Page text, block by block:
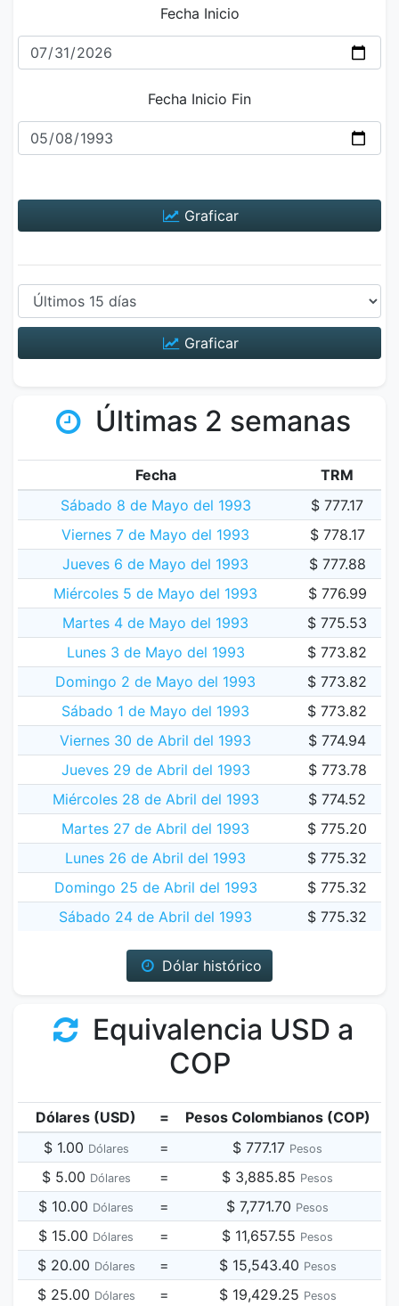
Fecha Inicio
Fecha Inicio Fin
Graficar
Graficar
Últimas 2 semanas
Fecha
TRM
Sábado 8 de Mayo del 1993
$ 777.17
Viernes 7 de Mayo del 1993
$ 778.17
Jueves 6 de Mayo del 1993
$ 777.88
Miércoles 5 de Mayo del 1993
$ 776.99
Martes 4 de Mayo del 1993
$ 775.53
Lunes 3 de Mayo del 1993
$ 773.82
Domingo 2 de Mayo del 1993
$ 773.82
Sábado 1 de Mayo del 1993
$ 773.82
Viernes 30 de Abril del 1993
$ 774.94
Jueves 29 de Abril del 1993
$ 773.78
Miércoles 28 de Abril del 1993
$ 774.52
Martes 27 de Abril del 1993
$ 775.20
Lunes 26 de Abril del 1993
$ 775.32
Domingo 25 de Abril del 1993
$ 775.32
Sábado 24 de Abril del 1993
$ 775.32
Dólar histórico
Equivalencia USD a
COP
Dólares (USD) =
Pesos Colombianos (COP)
$ 1.00 Dólares = $ 777.17 Pesos
$ 5.00 Dólares = $ 3,885.85 Pesos
$ 10.00 Dólares = $ 7,771.70 Pesos
$ 15.00 Dólares = $ 11,657.55 Pesos
$ 20.00 Dólares = $ 15,543.40 Pesos
$ 25.00 Dólares = $ 19,429.25 Pesos